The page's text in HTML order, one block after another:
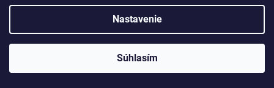
Nastavenie
Súhlasím